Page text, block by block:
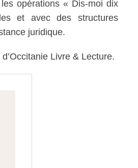
opérations « Dis-moi dix
et avec des structures
juridique.
Livre & Lecture.